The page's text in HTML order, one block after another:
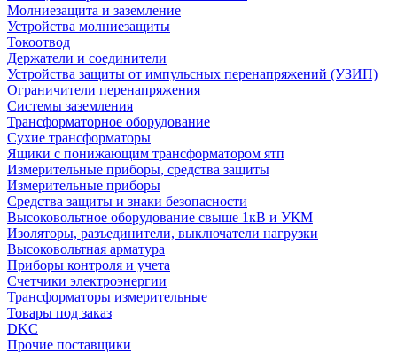
Молниезащита и заземление
Устройства молниезащиты
Токоотвод
Держатели и соединители
Устройства защиты от импульсных перенапряжений (УЗИП)
Ограничители перенапряжения
Системы заземления
Трансформаторное оборудование
Сухие трансформаторы
Ящики с понижающим трансформатором ятп
Измерительные приборы, средства защиты
Измерительные приборы
Средства защиты и знаки безопасности
Высоковольтное оборудование свыше 1кВ и УКМ
Изоляторы, разъединители, выключатели нагрузки
Высоковольтная арматура
Приборы контроля и учета
Счетчики электроэнергии
Трансформаторы измерительные
Товары под заказ
DKC
Прочие поставщики